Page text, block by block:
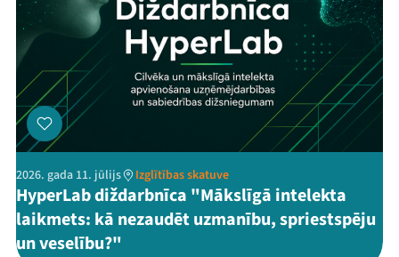
2026. gada 11. jūlijs Izglītības skatuve
HyperLab diždarbnīca "Mākslīgā intelekta
laikmets: kā nezaudēt uzmanību, spriestspēju
un veselību?"